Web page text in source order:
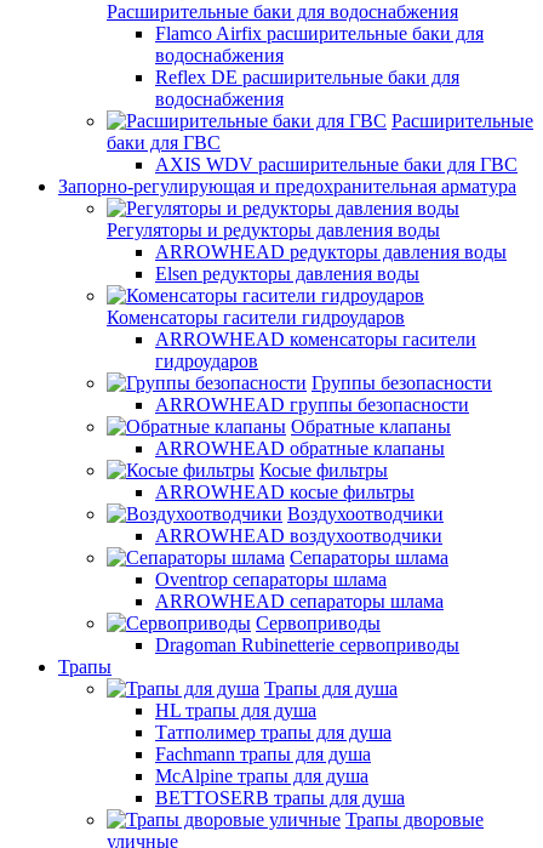
Расширительные баки для водоснабжения
Flamco Airfix расширительные баки для
водоснабжения
Reflex DЕ расширительные баки для
водоснабжения
Расширительные
баки для ГВС
AXIS WDV расширительные баки для ГВС
Запорно-регулирующая и предохранительная арматура
Регуляторы и редукторы давления воды
ARROWHEAD редукторы давления воды
Elsen редукторы давления воды
Коменсаторы гасители гидроударов
ARROWHEAD коменсаторы гасители
гидроударов
Группы безопасности
ARROWHEAD группы безопасности
Обратные клапаны
ARROWHEAD обратные клапаны
Косые фильтры
ARROWHEAD косые фильтры
Воздухоотводчики
ARROWHEAD воздухоотводчики
Сепараторы шлама
Oventrop cепараторы шлама
ARROWHEAD сепараторы шлама
Сервоприводы
Dragoman Rubinetterie сервоприводы
Трапы
Трапы для душа
HL трапы для душа
Татполимер трапы для душа
Fachmann трапы для душа
McAlpine трапы для душа
BETTOSERB трапы для душа
Трапы дворовые
уличные